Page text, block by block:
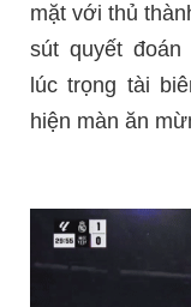
mặt với thủ
sút quyết đoán
lúc trọng tài
hiện màn ăn